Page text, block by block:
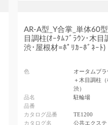
AR-A型_Y合掌_単体60
目調柱(ｵｰﾀﾑﾌﾞﾗｳﾝ･木目
渋･屋根材=ﾎﾟﾘｶｰﾎﾞﾈｰﾄ)
色
オータムブ
＋木目調柱
渋）
品名
駐輪場
品番
カタログ品番
TE1200
カタログ名
公共エクス